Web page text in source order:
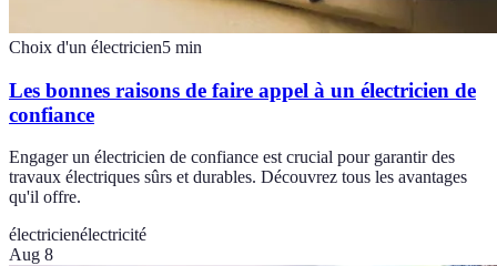
Choix d'un électricien5 min
Les bonnes raisons de faire appel à un électricien de
confiance
Engager un électricien de confiance est crucial pour garantir des
travaux électriques sûrs et durables. Découvrez tous les avantages
qu'il offre.
électricienélectricité
Aug 8